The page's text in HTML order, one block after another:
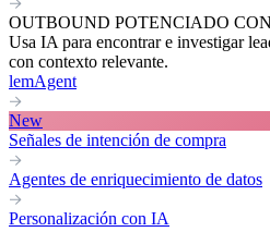
OUTBOUND POTENCIADO
Usa IA para encontrar e investigar
con contexto relevante.
lemAgent
New
Señales de intención de compra
Agentes de enriquecimiento de datos
Personalización con IA